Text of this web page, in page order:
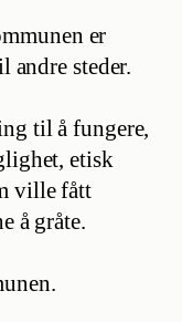
er
steder.
til å fungere,
etisk
ville fått
å gråte.